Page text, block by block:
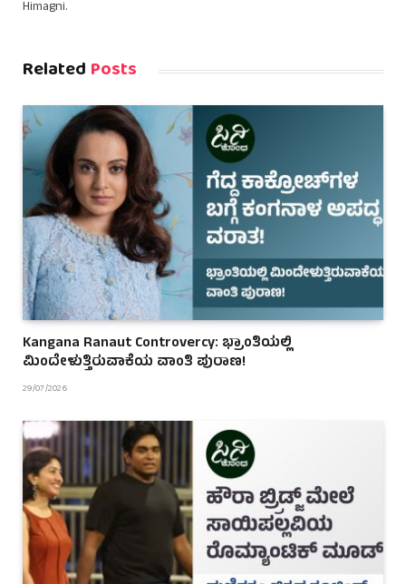
Himagni.
Related Posts
Kangana Ranaut Controvercy: ಭ್ರಾಂತಿಯಲ್ಲಿ
ಮಿಂದೇಳುತ್ತಿರುವಾಕೆಯ ವಾಂತಿ ಪುರಾಣ!
29/07/2026